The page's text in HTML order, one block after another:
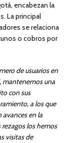
encabezan la
La principal
se relaciona
o cobros por
de usuarios en
mantenemos una
con sus
a los que
en la
los hemos
visitas de